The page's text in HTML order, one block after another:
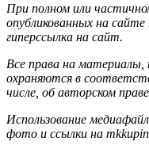
При полном или
опубликованных на
гиперссылка на сайт.
Все права на материалы,
охраняются в
числе, об авторском
Использование
фото и ссылки на